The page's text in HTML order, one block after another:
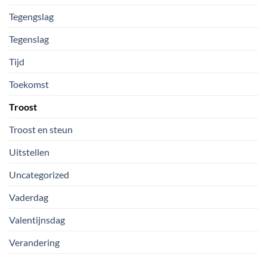
Tegengslag
Tegenslag
Tijd
Toekomst
Troost
Troost en steun
Uitstellen
Uncategorized
Vaderdag
Valentijnsdag
Verandering